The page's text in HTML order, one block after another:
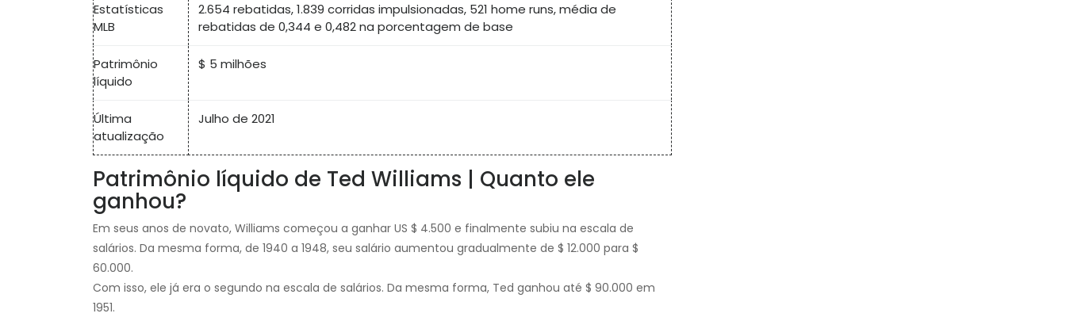
Estatísticas
MLB
2.654 rebatidas, 1.839 corridas impulsionadas, 521 home runs, média de
rebatidas de 0,344 e 0,482 na porcentagem de base
Patrimônio
líquido
$ 5 milhões
Última
atualização
Julho de 2021
Patrimônio líquido de Ted Williams | Quanto ele
ganhou?
Em seus anos de novato, Williams começou a ganhar US $ 4.500 e finalmente subiu na escala de
salários. Da mesma forma, de 1940 a 1948, seu salário aumentou gradualmente de $ 12.000 para $
60.000.
Com isso, ele já era o segundo na escala de salários. Da mesma forma, Ted ganhou até $ 90.000 em
1951.